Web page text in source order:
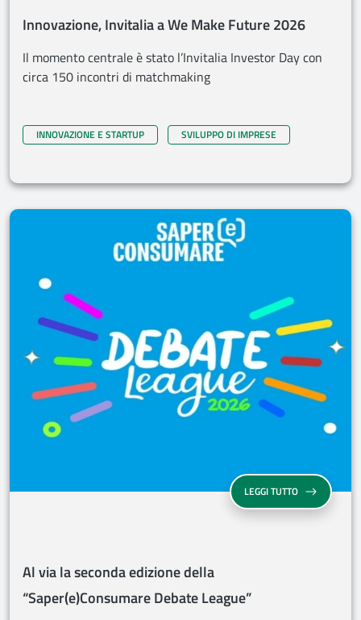
Innovazione, Invitalia a We Make Future 2026
Il momento centrale è stato l’Invitalia Investor Day con
circa 150 incontri di matchmaking
INNOVAZIONE E STARTUP SVILUPPO DI IMPRESE
LEGGI TUTTOAL VIA LA
Al via la seconda edizione della
“Saper(e)Consumare Debate League”